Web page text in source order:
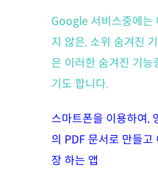
Google 서비스중에는
지 않은, 소위 숨겨진
은 이러한 숨겨진 기
기도 합니다.
스마트폰을 이용하여,
의 PDF 문서로 만들
장 하는 앱